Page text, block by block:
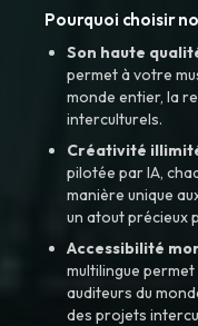
Pourquoi choisir
Son haute
permet à votre
monde entier, la
interculturels.
Créativité
pilotée par IA,
manière unique
un atout précieux
Accessibilité
multilingue
auditeurs du
des projets